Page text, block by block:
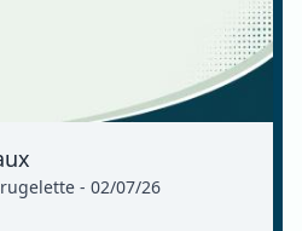
- 02/07/26